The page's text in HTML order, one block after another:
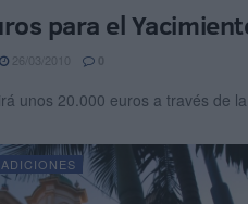
para el
0
unos 20.000 euros a través de